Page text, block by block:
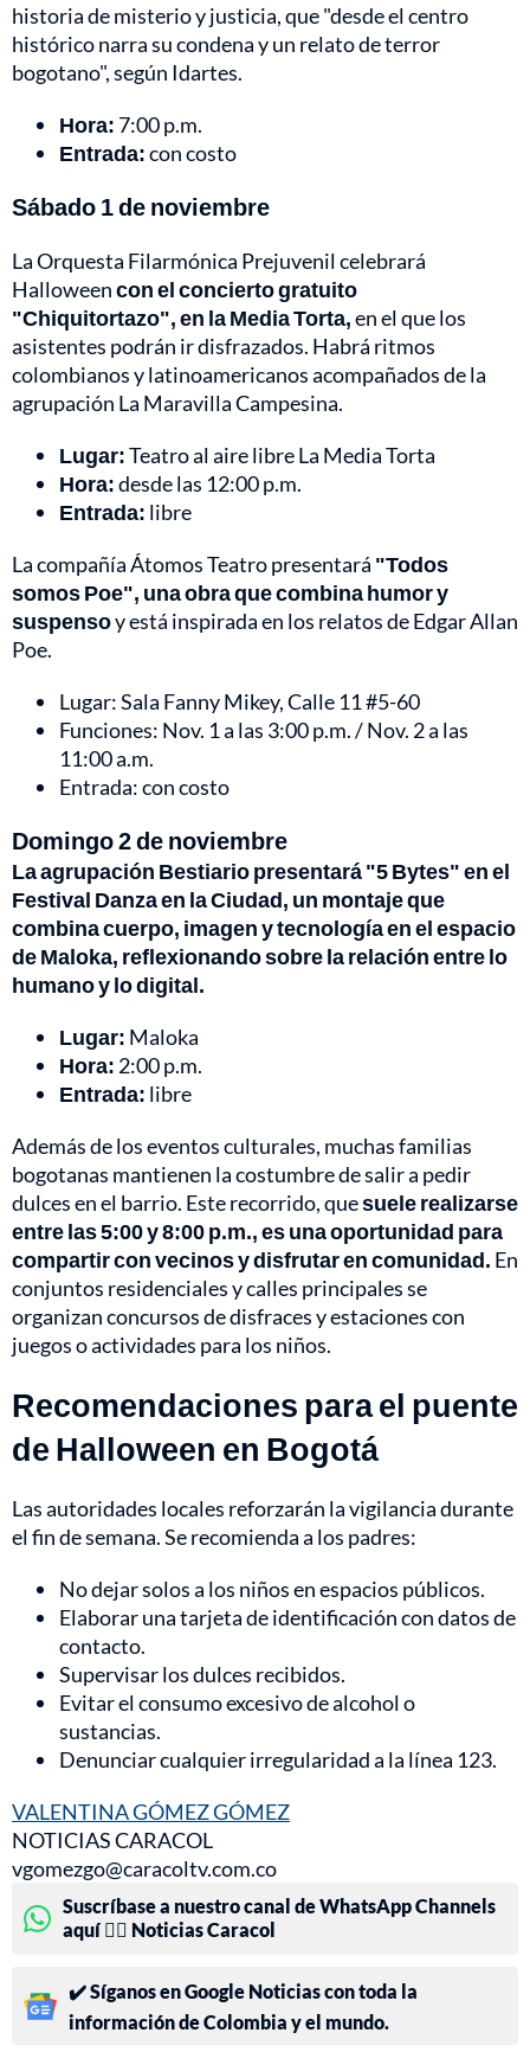
historia de misterio y justicia, que "desde el centro
histórico narra su condena y un relato de terror
bogotano", según Idartes.
Hora: 7:00 p.m.
Entrada:con costo
Sábado 1 de noviembre
La Orquesta Filarmónica Prejuvenil celebrará
Halloweencon el concierto gratuito
"Chiquitortazo", en la Media Torta,en el que los
asistentes podrán ir disfrazados. Habrá ritmos
colombianos y latinoamericanos acompañados de la
agrupación La Maravilla Campesina.
Lugar:Teatro al aire libre La Media Torta
Hora:desde las 12:00 p.m.
Entrada: libre
La compañía Átomos Teatro presentará "Todos
somos Poe", una obra que combina humor y
suspensoy está inspirada en los relatos de Edgar Allan
Poe.
Lugar: Sala Fanny Mikey, Calle 11 #5-60
Funciones: Nov. 1 a las 3:00 p.m. / Nov. 2 a las
11:00 a.m.
Entrada: con costo
Domingo 2 de noviembre
La agrupación Bestiario presentará "5 Bytes" en el
Festival Danza en la Ciudad, un montaje que
combina cuerpo, imagen y tecnología en el espacio
de Maloka, reflexionando sobre la relación entre lo
humano y lo digital.
Lugar: Maloka
Hora: 2:00 p.m.
Entrada: libre
Además de los eventos culturales, muchas familias
bogotanas mantienen la costumbre de salir a pedir
dulces en el barrio. Este recorrido, quesuele realizarse
entre las 5:00 y 8:00 p.m., es una oportunidad para
compartir con vecinos y disfrutar en comunidad. En
conjuntos residenciales y calles principales se
organizan concursos de disfraces y estaciones con
juegos o actividades para los niños.
Recomendaciones para el puente
de Halloween en Bogotá
Las autoridades locales reforzarán la vigilancia durante
el fin de semana. Se recomienda a los padres:
No dejar solos a los niños en espacios públicos.
Elaborar una tarjeta de identificación con datos de
contacto.
Supervisar los dulces recibidos.
Evitar el consumo excesivo de alcohol o
sustancias.
Denunciar cualquier irregularidad a la línea 123.
VALENTINA GÓMEZ GÓMEZ
NOTICIAS CARACOL
vgomezgo@caracoltv.com.co
Suscríbase a nuestro canal de WhatsApp Channels
aquí 👉🏻 Noticias Caracol
✔️ Síganos en Google Noticias con toda la
información de Colombia y el mundo.